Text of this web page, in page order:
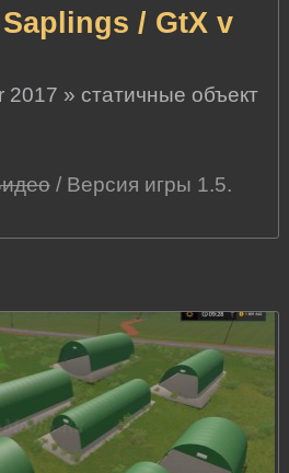
/ GtX v
2017 » статичные объект
/ Версия игры 1.5.